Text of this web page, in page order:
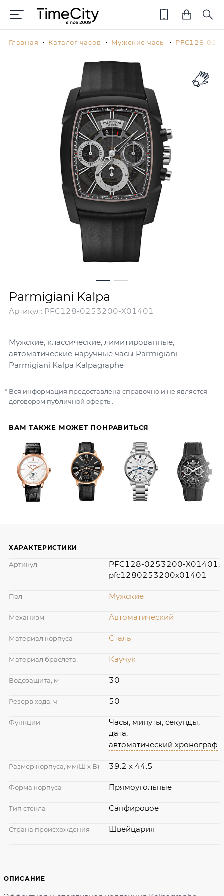
Главная Каталог часов Мужские часы PFC128-
Parmigiani Kalpa
Артикул: PFC128-0253200-X01401
Мужские, классические, лимитированные,
автоматические наручные часы Parmigiani
Parmigiani Kalpa Kalpagraphe
ВАМ ТАКЖЕ МОЖЕТ ПОНРАВИТЬСЯ
Вся информация предоставлена справочно и не является
договором публичной оферты.
ОПИСАНИЕ
ХАРАКТЕРИСТИКИ
Артикул
PFC128-0253200-X01401,
pfc1280253200x01401
Пол Мужские
Механизм Автоматический
Материал корпуса Сталь
Материал браслета Каучук
Водозащита, м 30
Резерв хода, ч 50
Функции
Часы, минуты, секунды,
дата,
автоматический хронограф
Размер корпуса, мм(Ш х В) 39.2 x 44.5
Форма корпуса Прямоугольные
Тип стекла Сапфировое
Страна происхождения Швейцария